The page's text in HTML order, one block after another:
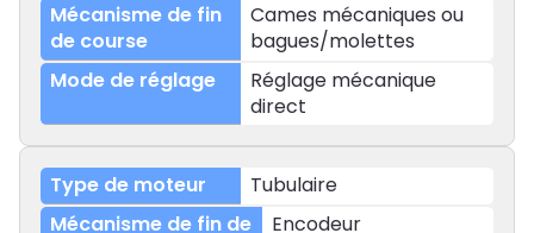
Cames mécaniques ou
bagues/molettes
Réglage mécanique
direct
Tubulaire
Encodeur